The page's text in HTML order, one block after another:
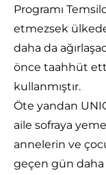
Programı
etmezsek
daha da
önce taahhüt
kullanmıştır.
Öte yandan
aile sofraya
annelerin ve
geçen gün daha